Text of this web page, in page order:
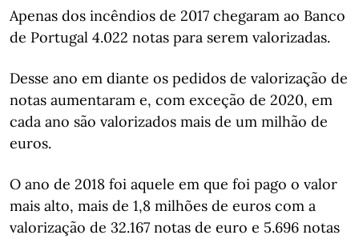
Apenas dos incêndios de 2017 chegaram ao Banco
de Portugal 4.022 notas para serem valorizadas.
Desse ano em diante os pedidos de valorização de
notas aumentaram e, com exceção de 2020, em
cada ano são valorizados mais de um milhão de
euros.
O ano de 2018 foi aquele em que foi pago o valor
mais alto, mais de 1,8 milhões de euros com a
valorização de 32.167 notas de euro e 5.696 notas